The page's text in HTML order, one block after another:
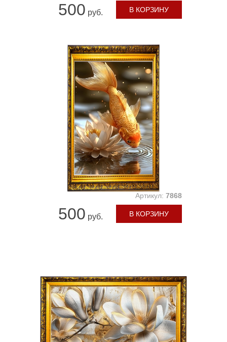
500 руб. В КОРЗИНУ
Артикул: 7868
500 руб. В КОРЗИНУ